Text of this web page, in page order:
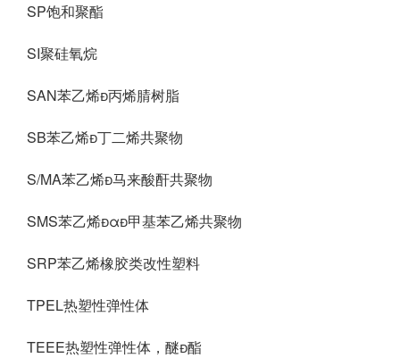
SP饱和聚酯
SI聚硅氧烷
SAN苯乙烯丙烯腈树脂
SB苯乙烯丁二烯共聚物
S/MA苯乙烯马来酸酐共聚物
SMS苯乙烯α甲基苯乙烯共聚物
SRP苯乙烯橡胶类改性塑料
TPEL热塑性弹性体
TEEE热塑性弹性体，醚酯